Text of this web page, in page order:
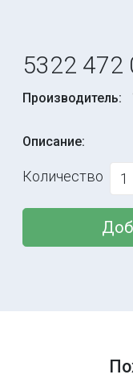
5322 472
Производитель:
Описание:
Количество